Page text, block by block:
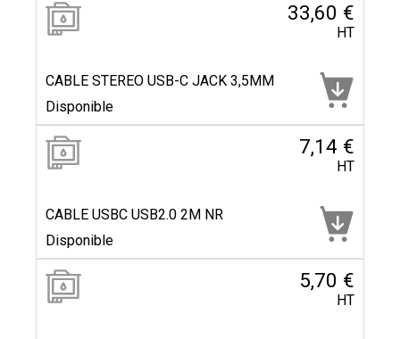
33,60 €
HT
CABLE STEREO USB-C JACK 3,5MM
Disponible
7,14 €
HT
CABLE USBC USB2.0 2M NR
Disponible
5,70 €
HT